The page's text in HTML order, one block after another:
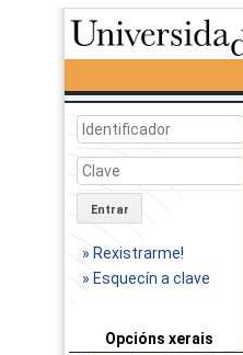
Entrar
» Rexistrarme!
» Esquecín a clave
Opcións xerais